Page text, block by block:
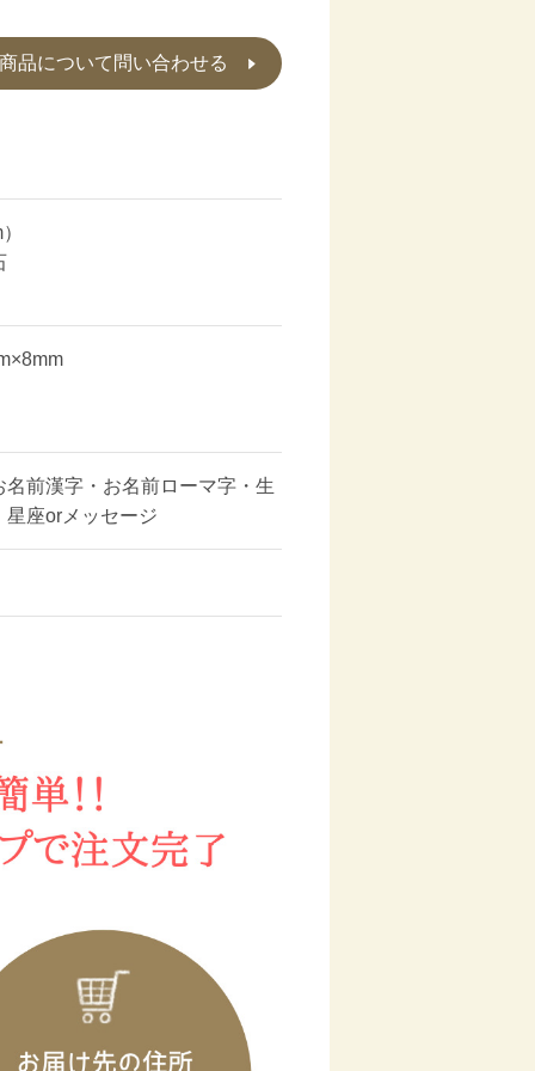
品について問い合わせる
前漢字・お名前ローマ字・生
座orメッセージ